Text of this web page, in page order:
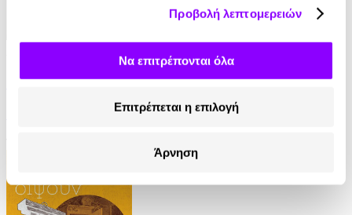
Προβολή λεπτομερειών
Να επιτρέπονται όλα
Επιτρέπεται η επιλογή
Άρνηση
Ο Τελευταίος των Μοϊκανών
James Fenimore Cooper